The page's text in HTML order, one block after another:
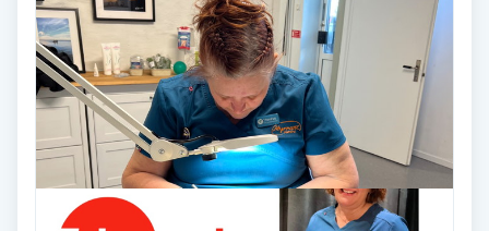
Headspa
Healing
Herrklippning